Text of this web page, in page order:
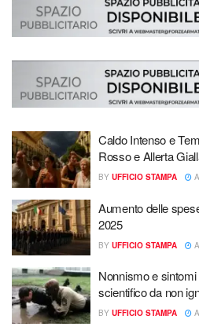
Caldo Intenso e
Rosso e Allerta
BY UFFICIO STAMPA
Aumento delle
2025
BY UFFICIO STAMPA
Nonnismo e
scientifico da non
BY UFFICIO STAMPA